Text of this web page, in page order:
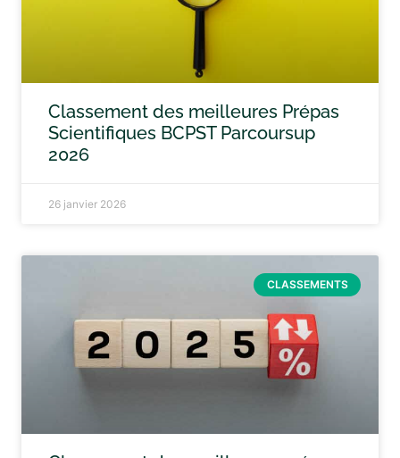
Classement des meilleures Prépas
Scientifiques BCPST Parcoursup
2026
26 janvier 2026
CLASSEMENTS